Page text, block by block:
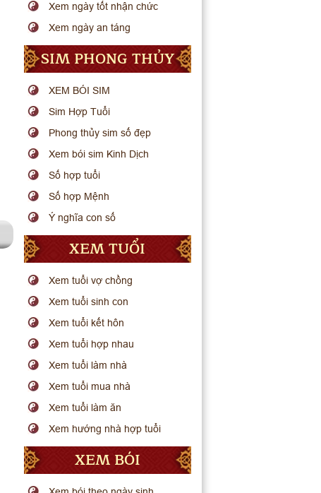
Xem ngày tốt nhận chức
Xem ngày an táng
SIM PHONG THỦY
XEM BÓI SIM
Sim Hợp Tuổi
Phong thủy sim số đẹp
Xem bói sim Kinh Dịch
Số hợp tuổi
Số hợp Mệnh
Ý nghĩa con số
XEM TUỔI
Xem tuổi vợ chồng
Xem tuổi sinh con
Xem tuổi kết hôn
Xem tuổi hợp nhau
Xem tuổi làm nhà
Xem tuổi mua nhà
Xem tuổi làm ăn
Xem hướng nhà hợp tuổi
XEM BÓI